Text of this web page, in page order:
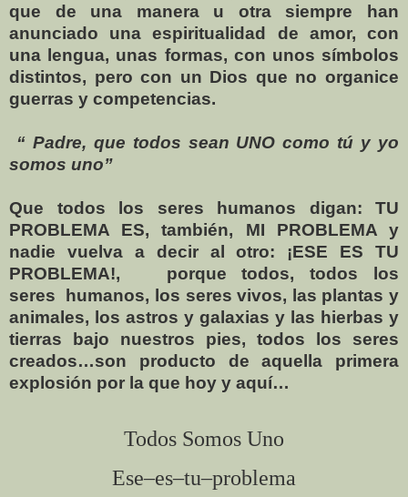
que de una manera u otra siempre han
anunciado una espiritualidad de amor, con
una lengua, unas formas, con unos símbolos
distintos, pero con un Dios que no organice
guerras y competencias.
“ Padre, que todos sean UNO como tú y yo
somos uno”
Que todos los seres humanos digan: TU
PROBLEMA ES, también, MI PROBLEMA y
nadie vuelva a decir al otro: ¡ESE ES TU
PROBLEMA!,
porque todos, todos los
seres
humanos, los seres vivos, las plantas y
animales, los astros y galaxias y las hierbas y
tierras bajo nuestros pies, todos los seres
creados…son producto de aquella primera
explosión por la que hoy y aquí…
Todos Somos Uno
Ese–es–tu–problema